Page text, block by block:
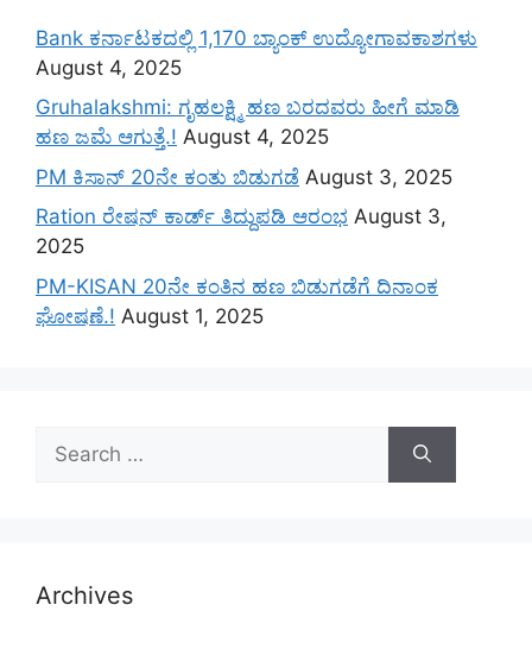
Bank ಕರ್ನಾಟಕದಲ್ಲಿ 1,170 ಬ್ಯಾಂಕ್ ಉದ್ಯೋಗಾವಕಾಶಗಳು
August 4, 2025
Gruhalakshmi: ಗೃಹಲಕ್ಷ್ಮಿ ಹಣ ಬರದವರು ಹೀಗೆ ಮಾಡಿ
ಹಣ ಜಮೆ‌ ಆಗುತ್ತೆ.! August 4, 2025
PM ಕಿಸಾನ್ 20ನೇ ಕಂತು ಬಿಡುಗಡೆ August 3, 2025
Ration ರೇಷನ್ ಕಾರ್ಡ್ ತಿದ್ದುಪಡಿ ಆರಂಭ August 3,
2025
PM-KISAN 20ನೇ ಕಂತಿನ ಹಣ ಬಿಡುಗಡೆಗೆ ದಿನಾಂಕ
ಘೋಷಣೆ.! August 1, 2025
for:
Archives